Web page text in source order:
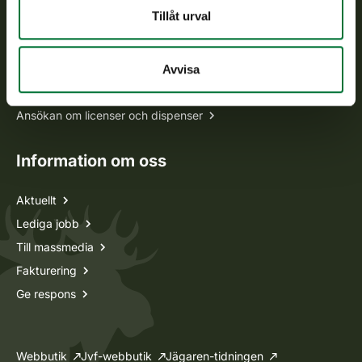
Tillåt urval
Avvisa
Oma riista -tjänsten
Ansökan om licenser och dispenser
Information om oss
Aktuellt
Lediga jobb
Till massmedia
Fakturering
Ge respons
Webbutik Jvf-webbutik Jägaren-tidningen